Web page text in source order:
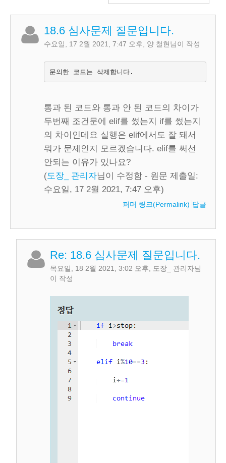
18.6 심사문제 질문입니다.
수요일, 17 2월 2021, 7:47 오후 양 철현님이 작성
문의한 코드는 삭제합니다.
통과 된 코드와 통과 안 된 코드의 차이가
두번째 조건문에 elif를 썼는지 if를 썼는지
의 차이인데요 실행은 elif에서도 잘 돼서
뭐가 문제인지 모르겠습니다. elif를 써선
안되는 이유가 있나요?
(도장_ 관리자님이 수정함 - 원문 제출일:
수요일, 17 2월 2021, 7:47 오후)
퍼머 링크(Permalink) 답글
Re: 18.6 심사문제 질문입니다.
목요일, 18 2월 2021, 3:02 오후 도장_ 관리자님
이 작성